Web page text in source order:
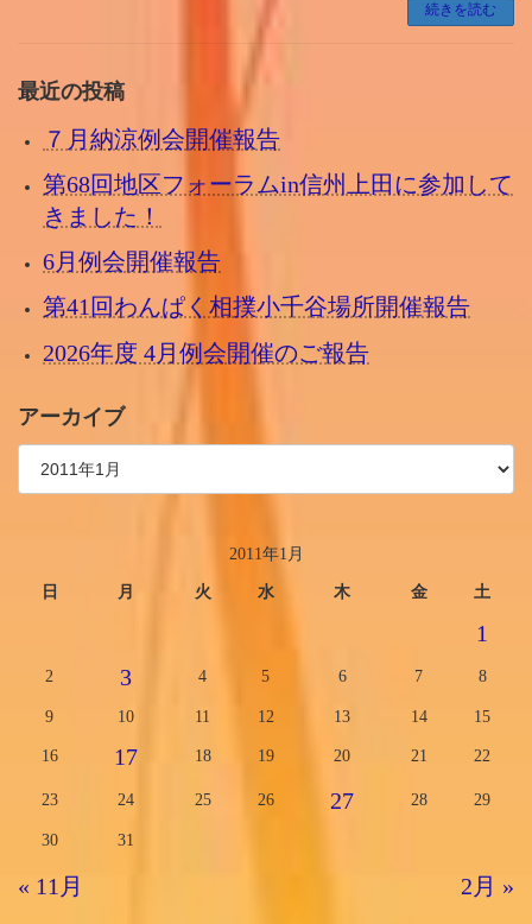
続きを読む
最近の投稿
７月納涼例会開催報告
第68回地区フォーラムin信州上田に参加して
きました！
6月例会開催報告
第41回わんぱく相撲小千谷場所開催報告
2026年度 4月例会開催のご報告
アーカイブ
2011年1月
日 月 火 水 木 金 土
1
2 3 4 5 6 7 8
9 10 11 12 13 14 15
16 17 18 19 20 21 22
23 24 25 26 27 28 29
30 31
« 11月 2月 »